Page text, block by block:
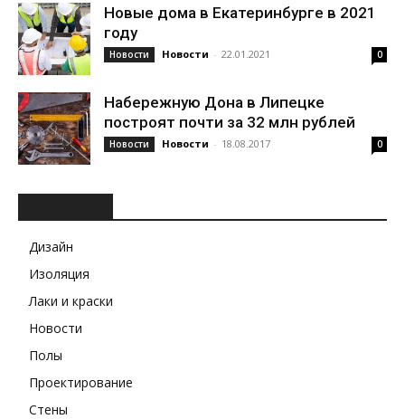
Новые дома в Екатеринбурге в 2021
году
Новости Новости - 22.01.2021 0
Набережную Дона в Липецке
построят почти за 32 млн рублей
Новости Новости - 18.08.2017 0
Дизайн
Изоляция
Лаки и краски
Новости
Полы
Проектирование
Стены